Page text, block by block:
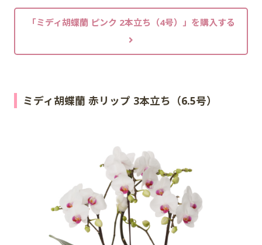
「ミディ胡蝶蘭 ピンク 2本立ち（4号）」を購入する
ミディ胡蝶蘭 赤リップ 3本立ち（6.5号）